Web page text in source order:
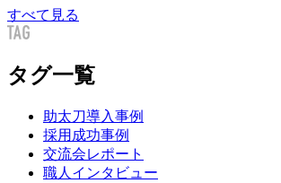
すべて見る
タグ一覧
助太刀導入事例
採用成功事例
交流会レポート
職人インタビュー